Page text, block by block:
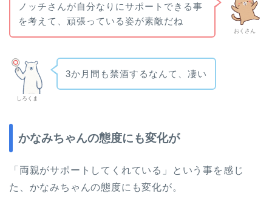
おくさん
ノッチさんが自分なりにサポートできる事
を考えて、頑張っている姿が素敵だね
しろくま
3か月間も禁酒するなんて、凄い
かなみちゃんの態度にも変化が
「両親がサポートしてくれている」という事を感じ
た、かなみちゃんの態度にも変化が。